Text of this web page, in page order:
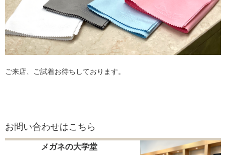
ご来店、ご試着お待ちしております。
お問い合わせはこちら
メガネの大学堂